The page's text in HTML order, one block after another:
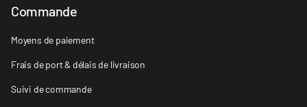
Commande
Moyens de paiement
Frais de port & délais de livraison
Suivi de commande